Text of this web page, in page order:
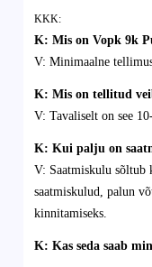
KKK:
K: Mis on Vopk 9k
V: Minimaalne
K: Mis on tellitud
V: Tavaliselt on see
K: Kui palju on
V: Saatmiskulu sõltub
saatmiskulud, palun
kinnitamiseks.
K: Kas seda saab